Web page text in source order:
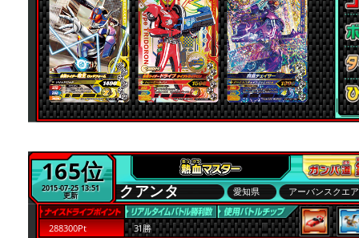
165位
2015-07-25 13:51
更新 クアンタ 愛知県 アーバンスクエ
288300Pt 31勝